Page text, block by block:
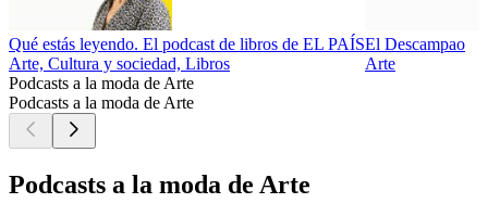
Qué estás leyendo. El podcast de libros de EL PAÍS
Arte, Cultura y sociedad, Libros
El Descampao
Arte
Podcasts a la moda de Arte
Podcasts a la moda de Arte
Podcasts a la moda de Arte